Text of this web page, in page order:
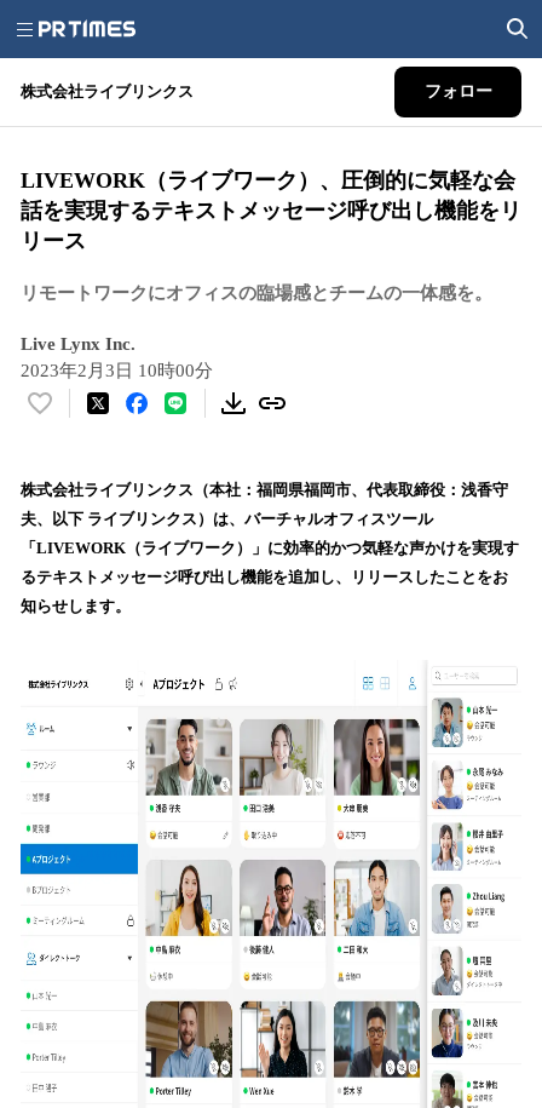
株式会社ライブリンクス フォロー
LIVEWORK（ライブワーク）、圧倒的に気軽な会
話を実現するテキストメッセージ呼び出し機能をリ
リース
リモートワークにオフィスの臨場感とチームの一体感を。
Live Lynx Inc.
2023年2月3日 10時00分
い
！
数
を
読
込
で
株式会社ライブリンクス（本社：福岡県福岡市、代表取締役：浅香守
夫、以下 ライブリンクス）は、バーチャルオフィスツール
「LIVEWORK（ライブワーク）」に効率的かつ気軽な声かけを実現す
るテキストメッセージ呼び出し機能を追加し、リリースしたことをお
知らせします。